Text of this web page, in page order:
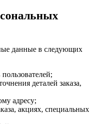
данные в следующих
деталей заказа,
адресу;
акциях, специальных